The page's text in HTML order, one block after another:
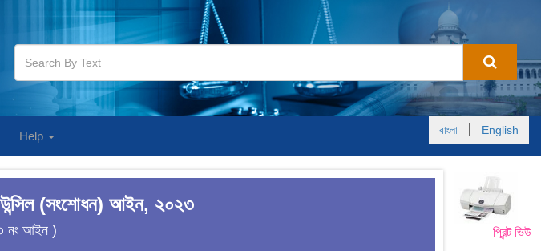
Help বাংলা English
প্রিন্ট ভিউ
(সংশোধন) আইন, ২০২৩
নং আইন )